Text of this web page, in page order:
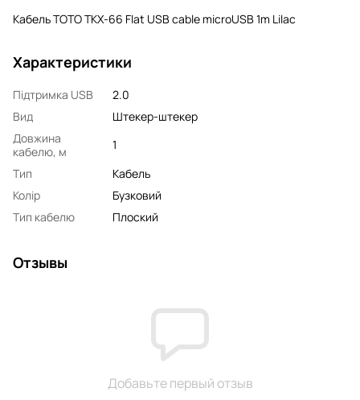
Кабель TOTO TKX-66 Flat USB cable microUSB 1m Lilac
Характеристики
Підтримка USB
2.0
Вид
Штекер-штекер
Довжина
кабелю, м
1
Тип
Кабель
Колір
Бузковий
Тип кабелю
Плоский
Отзывы
Добавьте первый отзыв